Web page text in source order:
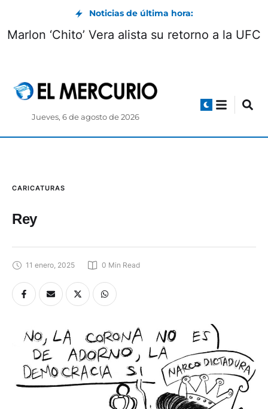
Noticias de última hora:
Marlon ‘Chito’ Vera alista su retorno a la UFC
Jueves, 6 de agosto de 2026
CARICATURAS
Rey
11 enero, 2025 0 Min Read